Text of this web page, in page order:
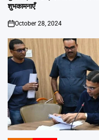
शुभकामनाएँ
on
October 28, 2024